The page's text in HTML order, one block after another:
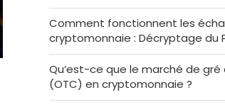
Comment fonctionnent les
cryptomonnaie : Décryptage du
Qu’est-ce que le marché de gré
(OTC) en cryptomonnaie ?